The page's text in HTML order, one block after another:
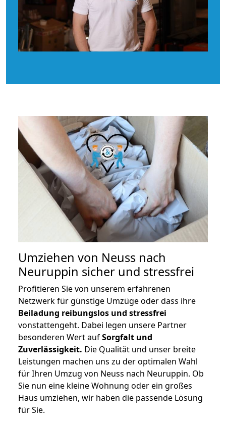
Umziehen von Neuss nach
Neuruppin sicher und stressfrei
Profitieren Sie von unserem erfahrenen
Netzwerk für günstige Umzüge oder dass ihre
Beiladung reibungslos und stressfrei
vonstattengeht. Dabei legen unsere Partner
besonderen Wert aufSorgfalt und
Zuverlässigkeit. Die Qualität und unser breite
Leistungen machen uns zu der optimalen Wahl
für Ihren Umzug von Neuss nach Neuruppin. Ob
Sie nun eine kleine Wohnung oder ein großes
Haus umziehen, wir haben die passende Lösung
für Sie.